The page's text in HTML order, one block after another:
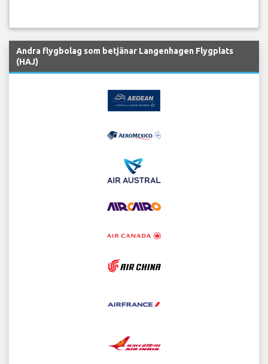
Andra flygbolag som betjänar Langenhagen Flygplats
(HAJ)